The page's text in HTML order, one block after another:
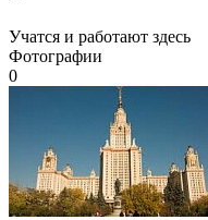
Учатся и работают здесь
Фотографии
0